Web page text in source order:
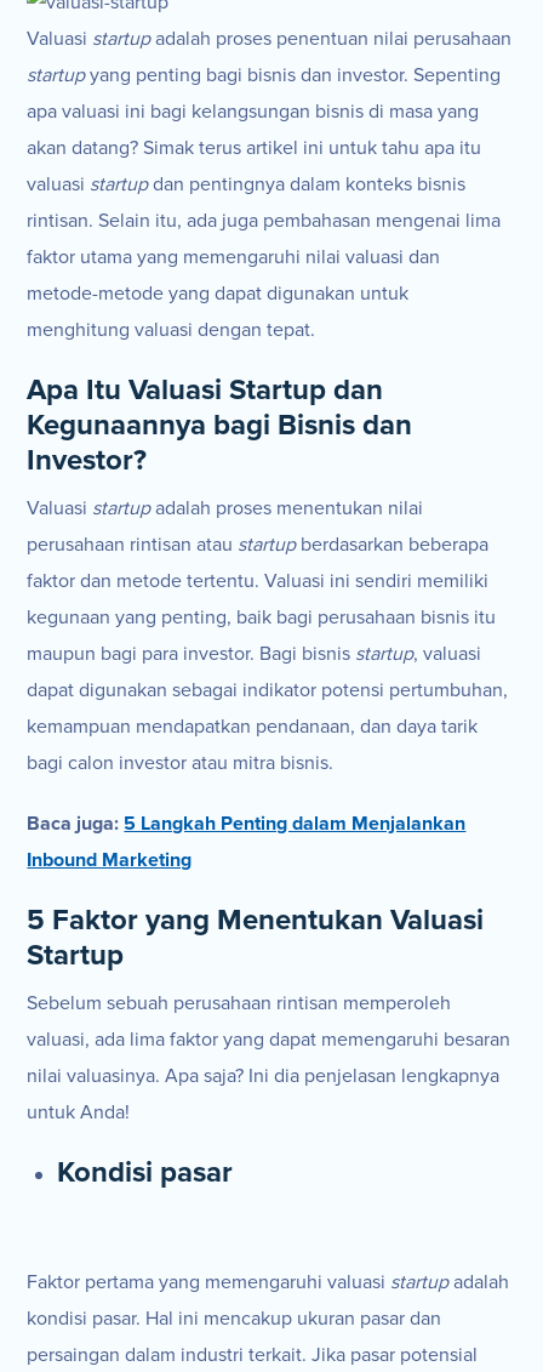
Valuasi startupadalah proses penentuan nilai perusahaan
startupyang penting bagi bisnis dan investor. Sepenting
apa valuasi ini bagi kelangsungan bisnis di masa yang
akan datang? Simak terus artikel ini untuk tahu apa itu
valuasi startupdan pentingnya dalam konteks bisnis
rintisan. Selain itu, ada juga pembahasan mengenai lima
faktor utama yang memengaruhi nilai valuasi dan
metode-metode yang dapat digunakan untuk
menghitung valuasi dengan tepat.
Apa Itu Valuasi Startup dan
Kegunaannya bagi Bisnis dan
Investor?
Valuasi startupadalah proses menentukan nilai
perusahaan rintisan atau startup berdasarkan beberapa
faktor dan metode tertentu. Valuasi ini sendiri memiliki
kegunaan yang penting, baik bagi perusahaan bisnis itu
maupun bagi para investor. Bagi bisnis startup, valuasi
dapat digunakan sebagai indikator potensi pertumbuhan,
kemampuan mendapatkan pendanaan, dan daya tarik
bagi calon investor atau mitra bisnis.
Baca juga: 5 Langkah Penting dalam Menjalankan
Inbound Marketing
5 Faktor yang Menentukan Valuasi
Startup
Sebelum sebuah perusahaan rintisan memperoleh
valuasi, ada lima faktor yang dapat memengaruhi besaran
nilai valuasinya. Apa saja? Ini dia penjelasan lengkapnya
untuk Anda!
Kondisi pasar
Faktor pertama yang memengaruhi valuasi startupadalah
kondisi pasar. Hal ini mencakup ukuran pasar dan
persaingan dalam industri terkait. Jika pasar potensial